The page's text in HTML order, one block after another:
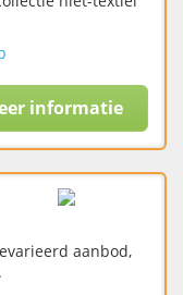
informatie
aanbod,